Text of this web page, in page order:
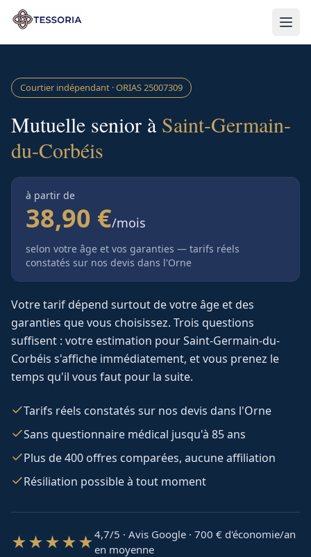
Aller au contenu principal
Courtier indépendant · ORIAS25007309
Mutuelle senior à Saint-Germain-
du-Corbéis
à partir de
38,90 €/mois
selon votre âge et vos garanties — tarifs réels
constatés sur nos devis dans l'Orne
Votre tarif dépend surtout de votre âge et des
garanties que vous choisissez. Trois questions
suffisent : votre estimation pourSaint-Germain-du-
Corbéis s'affiche immédiatement, et vous prenez le
temps qu'il vous faut pour la suite.
Tarifs réels constatés sur nos devis dans l'Orne
Sans questionnaire médical jusqu'à 85 ans
Plus de 400 offres comparées, aucune affiliation
Résiliation possible à tout moment
★★★★★4,7/5 · Avis Google · 700 € d'économie/an
en moyenne